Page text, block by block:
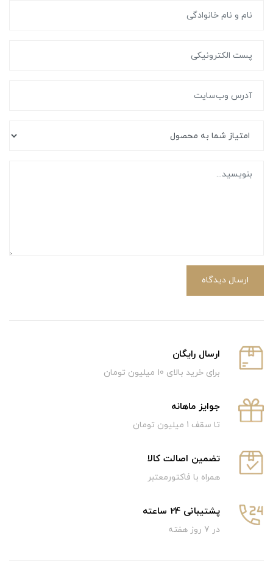
ارسال دیدگاه
ارسال رایگان
برای خرید بالای 10 میلیون تومان
جوایز ماهانه
تا سقف 1 میلیون تومان
تضمین اصالت کالا
همراه با فاکتورمعتبر
پشتیبانی 24 ساعته
در 7 روز هفته